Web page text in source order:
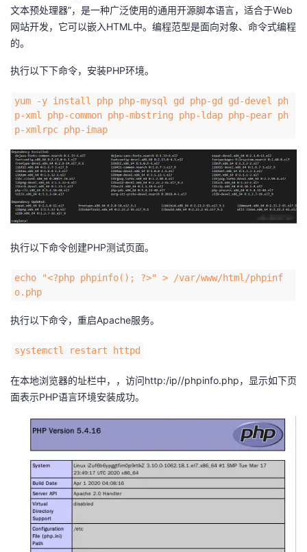
文本预处理器”，是一种广泛使用的通用开源脚本语言，适合于Web
网站开发，它可以嵌入HTML中。编程范型是面向对象、命令式编程
的。
执行以下下命令，安装PHP环境。
yum -y install php php-mysql gd php-gd gd-devel ph
p-xml php-common php-mbstring php-ldap php-pear ph
p-xmlrpc php-imap
执行以下命令创建PHP测试页面。
echo "<?php phpinfo(); ?>" > /var/www/html/phpinf
o.php
执行以下命令，重启Apache服务。
systemctl restart httpd
在本地浏览器的址栏中，，访问http:/ip//phpinfo.php，显示如下页
面表示PHP语言环境安装成功。